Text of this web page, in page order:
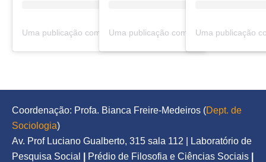
Uma publicação compartilhada por Urbanidades (@urbanidadespodcast)
Coordenação: Profa. Bianca Freire-Medeiros (Dept. de
Sociologia)
Av. Prof Luciano Gualberto, 315 sala 112 | Laboratório de
Pesquisa Social
Prédio de Filosofia e Ciências Sociais